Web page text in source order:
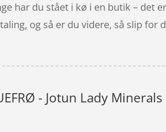
har du stået i kø i en butik – det
og så er du videre, så slip for
- Jotun Lady